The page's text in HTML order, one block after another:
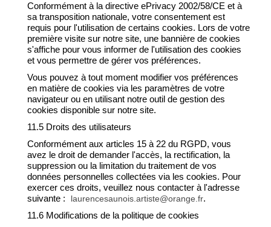
Conformément à la directive ePrivacy 2002/58/CE et à
sa transposition nationale, votre consentement est
requis pour l'utilisation de certains cookies. Lors de votre
première visite sur notre site, une bannière de cookies
s'affiche pour vous informer de l'utilisation des cookies
et vous permettre de gérer vos préférences.
Vous pouvez à tout moment modifier vos préférences
en matière de cookies via les paramètres de votre
navigateur ou en utilisant notre outil de gestion des
cookies disponible sur notre site.
11.5 Droits des utilisateurs
Conformément aux articles 15 à 22 du RGPD, vous
avez le droit de demander l'accès, la rectification, la
suppression ou la limitation du traitement de vos
données personnelles collectées via les cookies. Pour
exercer ces droits, veuillez nous contacter à l'adresse
suivante :
laurencesaunois.artiste@orange.fr.
11.6 Modifications de la politique de cookies